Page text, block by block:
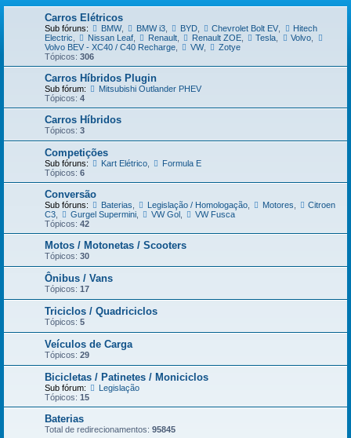
Carros Elétricos
Sub fóruns: BMW, BMW i3, BYD, Chevrolet Bolt EV
Hitech
Electric
Nissan Leaf, Renault, Renault ZOE, Tesla Volvo
Volvo BEV - XC40 / C40 Recharge
VW,
Zotye
Tópicos: 306
Carros Híbridos Plugin
Sub fórum:
Mitsubishi Outlander PHEV
Tópicos: 4
Carros Híbridos
Tópicos: 3
Competições
Sub fóruns: Kart Elétrico,
Formula E
Tópicos: 6
Conversão
Sub fóruns: Baterias Legislação / Homologação, Motores
Citroen
C3
Gurgel Supermini, VW Gol,
VW Fusca
Tópicos: 42
Motos / Motonetas / Scooters
Tópicos: 30
Ônibus / Vans
Tópicos: 17
Triciclos / Quadriciclos
Tópicos: 5
Veículos de Carga
Tópicos: 29
Bicicletas / Patinetes / Moniciclos
Sub fórum:
Legislação
Tópicos: 15
Baterias
Total de redirecionamentos: 95845